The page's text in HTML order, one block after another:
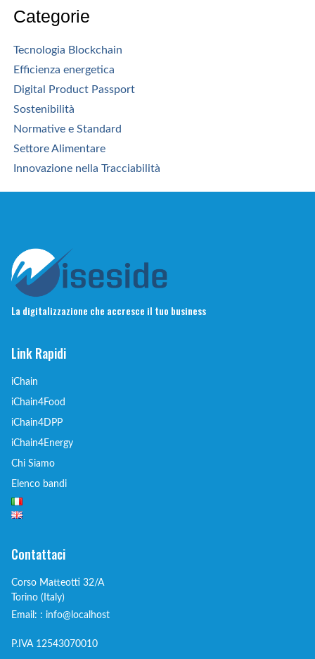
Categorie
Tecnologia Blockchain
Efficienza energetica
Digital Product Passport
Sostenibilità
Normative e Standard
Settore Alimentare
Innovazione nella Tracciabilità
La digitalizzazione che accresce il tuo business
Link Rapidi
iChain
iChain4Food
iChain4DPP
iChain4Energy
Chi Siamo
Elenco bandi
Contattaci
Corso Matteotti 32/A
Torino (Italy)
Email: : info@localhost
P.IVA 12543070010